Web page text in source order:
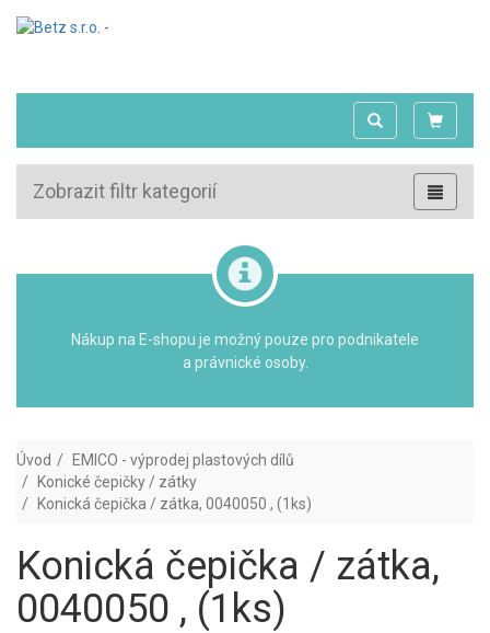
Zobrazit filtr kategorií
Nákup na E-shopu je možný pouze pro podnikatele
a právnické osoby.
Úvod
EMICO - výprodej plastových dílů
Konické čepičky / zátky
Konická čepička / zátka, 0040050 , (1ks)
Konická čepička / zátka,
0040050 , (1ks)